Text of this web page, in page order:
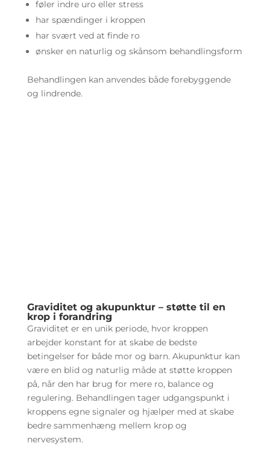
føler indre uro eller stress
har spændinger i kroppen
har svært ved at finde ro
ønsker en naturlig og skånsom behandlingsform
Behandlingen kan anvendes både forebyggende
og lindrende.
Graviditet og akupunktur – støtte til en
krop i forandring
Graviditet er en unik periode, hvor kroppen
arbejder konstant for at skabe de bedste
betingelser for både mor og barn. Akupunktur kan
være en blid og naturlig måde at støtte kroppen
på, når den har brug for mere ro, balance og
regulering. Behandlingen tager udgangspunkt i
kroppens egne signaler og hjælper med at skabe
bedre sammenhæng mellem krop og
nervesystem.